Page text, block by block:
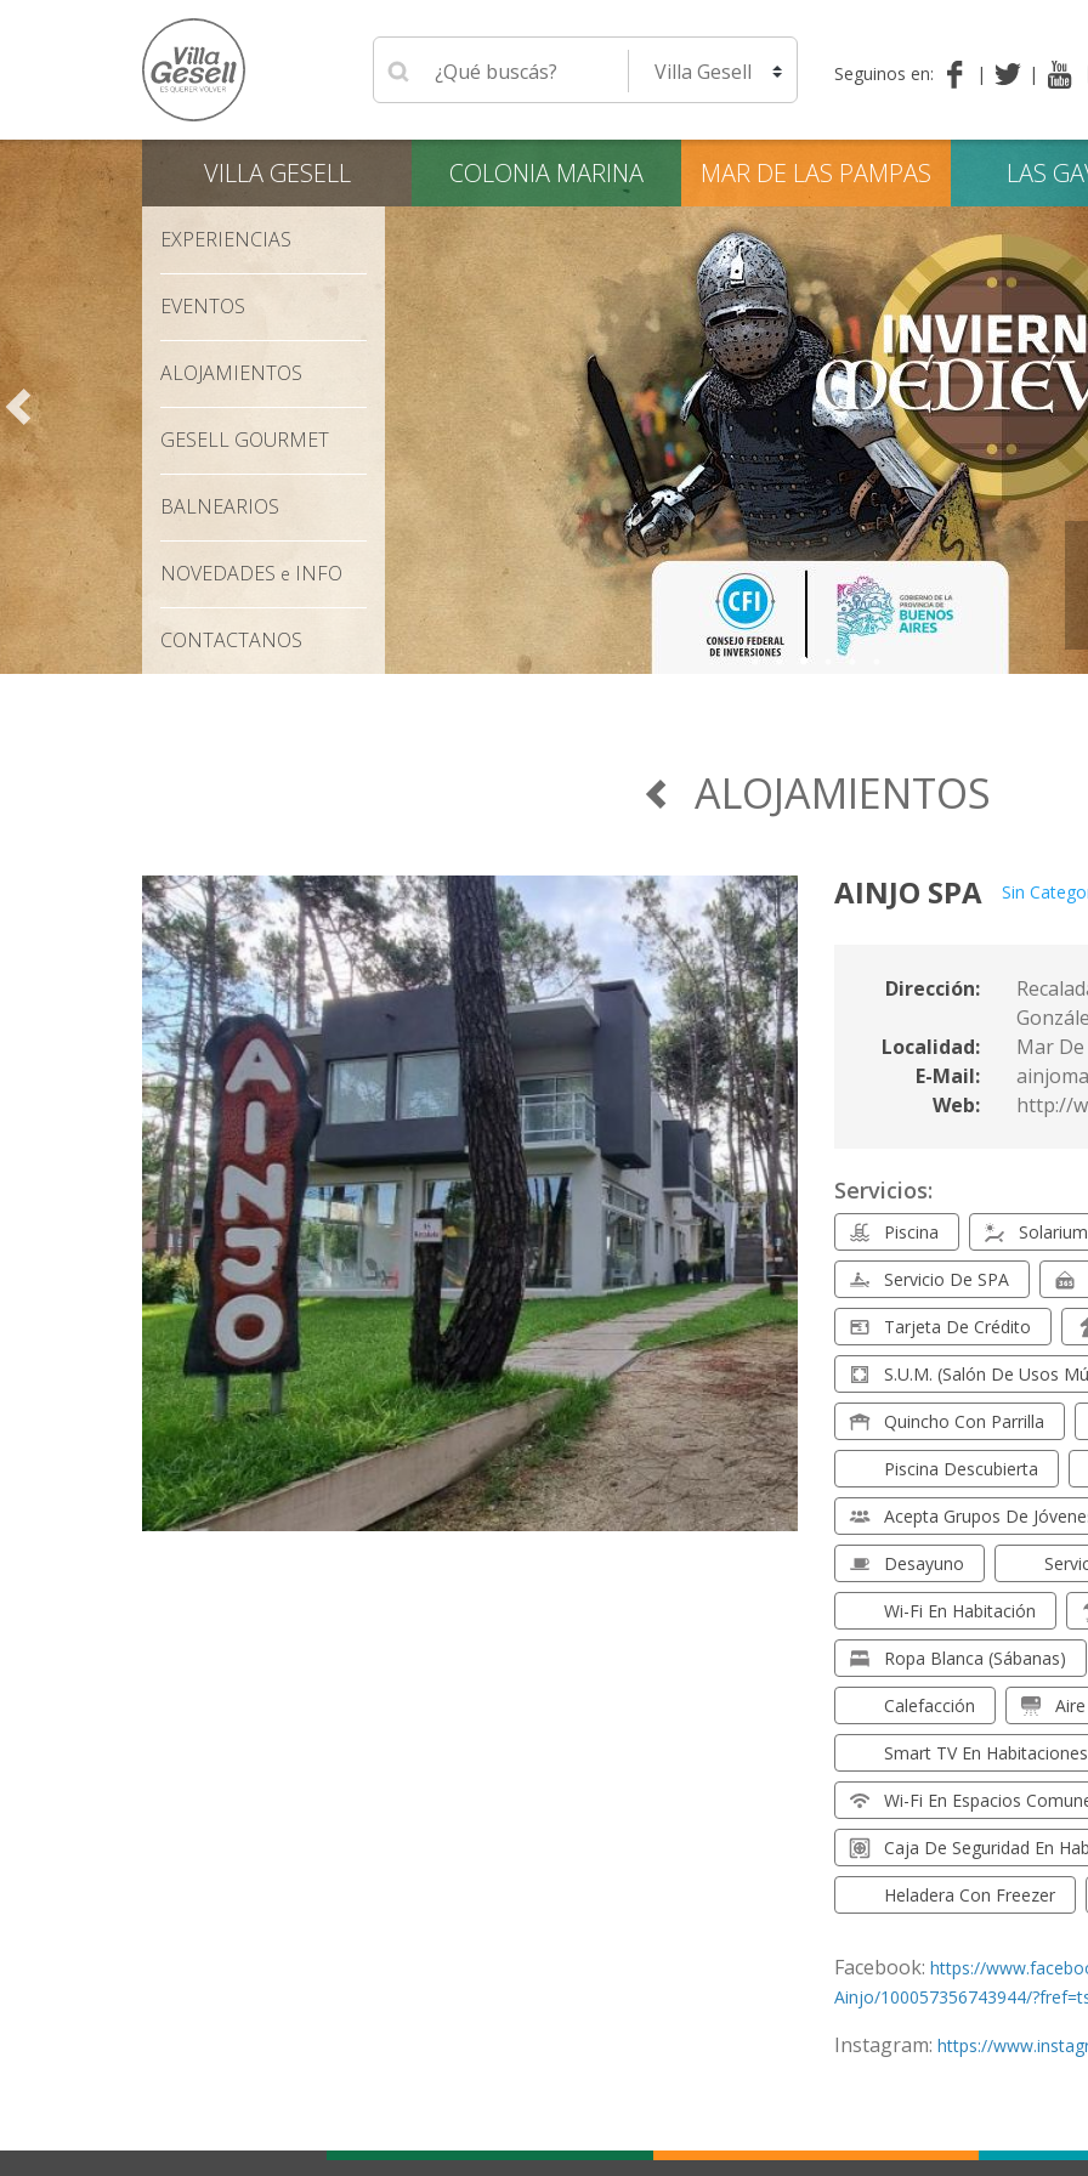
Seleccione una localidad
Seguinos en:
¡VUELVEN
VILLAGESELL COLONIA MARINA MAR DE LAS PAMPAS LAS
EXPERIENCIAS
EVENTOS
ALOJAMIENTOS
GESELL GOURMET
BALNEARIOS
NOVEDADES e INFO
CONTACTANOS
ALOJAMIENTOS
AINJO SPA Sin
Dirección:
Localidad:
Mar De
E-Mail:
Web:
http://
Servicios:
Piscina Solarium
Servicio De SPA
Tarjeta De Crédito
S.U.M. (Salón De Usos
Quincho Con Parrilla
Piscina Descubierta
Acepta Grupos De
Desayuno
Wi-Fi En Habitación
Ropa Blanca (sábanas)
Calefacción
Smart TV En
Wi-Fi En Espacios
Caja De Seguridad En
Heladera Con Freezer
Facebook: https://
Ainjo/100057356743944/
Instagram: https://